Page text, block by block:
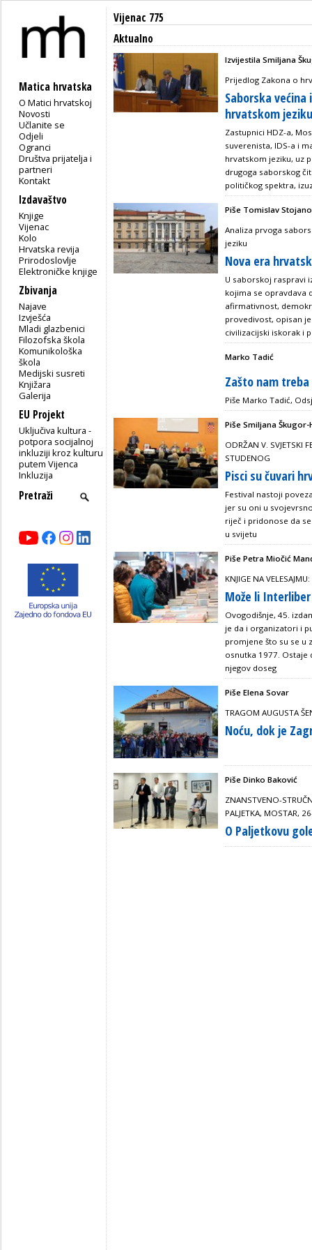
Matica hrvatska
O Matici hrvatskoj
Novosti
Učlanite se
Odjeli
Ogranci
Društva prijatelja i
partneri
Kontakt
Izdavaštvo
Knjige
Vijenac
Kolo
Hrvatska revija
Prirodoslovlje
Elektroničke knjige
Zbivanja
Najave
Izvješća
Mladi glazbenici
Filozofska škola
Komunikološka
škola
Medijski susreti
Knjižara
Galerija
EU Projekt
Uključiva kultura -
potpora socijalnoj
inkluziji kroz kulturu
putem Vijenca
Inkluzija
Vijenac 775
Aktualno
Izvijestila Smiljana
Prijedlog Zakona o
Saborska
hrvatskom jeziku
Zastupnici HDZ-a,
suverenista, IDS-a i
hrvatskom jeziku, uz
drugoga saborskog
političkog spektra,
Piše Tomislav
Analiza prvoga
jeziku
Nova era
U saborskoj raspravi
kojima se opravdava
afirmativnost,
provedivost, opisan
civilizacijski iskorak i
Marko Tadić
Zašto nam
Piše Marko Tadić,
Piše Smiljana Škugor-
ODRŽAN V. SVJETSKI
STUDENOG
Pisci su čuvari
Festival nastoji
jer su oni u
riječ i pridonose da
u svijetu
Piše Petra Miočić
KNJIGE NA
Može li
Ovogodišnje, 45.
je da i organizatori i
promjene što su se u
osnutka 1977.
njegov doseg
Piše Elena Sovar
TRAGOM AUGUSTA
Noću, dok je
Piše Dinko Baković
ZNANSTVENO-
PALJETKA, MOSTAR,
O Paljetkovu